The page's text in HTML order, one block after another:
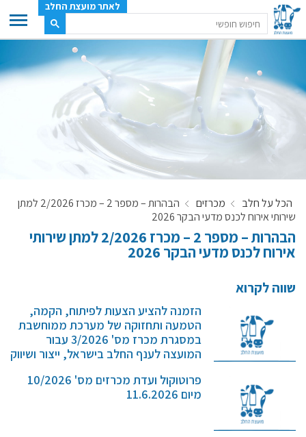
ענף החלב
מועצת החלב
משק החלב
תעשיית החלב
רשימת המחלבות
לאתר יצרני החלב
מחלקות המועצה, עיקרי עיסוקן
רשימת טלפונים – מועצת החלב
קול קורא ליצרנים חדשים – בקר / עיזים / כבשים
מכרזים
דרושים
צור קשר
לאתר מועצת החלב
הכל על חלב מכרזים
הבהרות – מספר 2 – מכרז 2/2026 למתן
שירותי אירוח לכנס מדעי הבקר 2026
הבהרות – מספר 2 – מכרז 2/2026 למתן שירותי
אירוח לכנס מדעי הבקר 2026
שווה לקרוא
הזמנה להציע הצעות לפיתוח, הקמה,
הטמעה ותחזוקה של מערכת ממוחשבת
במסגרת מכרז מס' 3/2026 עבור
המועצה לענף החלב בישראל, ייצור ושיווק
המועצה לענף החלב בישראל,…פרוטוקול ועדת מכרזים מס' 10/2026
מיום 11.6.2026